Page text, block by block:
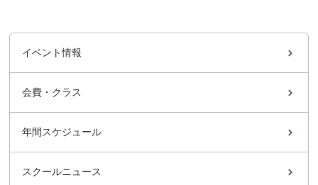
イベント情報
会費・クラス
年間スケジュール
スクールニュース